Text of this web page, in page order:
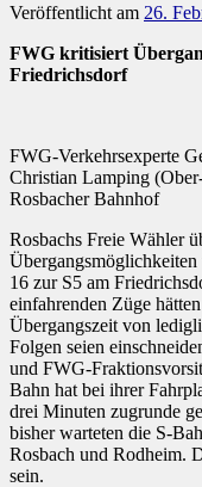
Veröffentlicht am 26.
FWG kritisiert
Friedrichsdorf
FWG-Verkehrsexperte
Christian Lamping
Rosbacher Bahnhof
Rosbachs Freie Wähler
16 zur S5 am
einfahrenden Züge
Übergangszeit von
Folgen seien
und FWG-
Bahn hat bei ihrer
drei Minuten zugrunde
bisher warteten die S-
Rosbach und Rodheim.
sein.